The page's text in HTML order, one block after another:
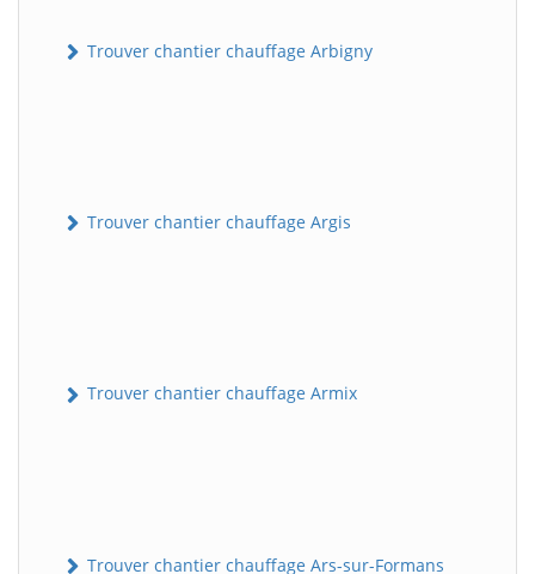
Trouver chantier chauffage Arbigny
Trouver chantier chauffage Argis
Trouver chantier chauffage Armix
Trouver chantier chauffage Ars-sur-Formans